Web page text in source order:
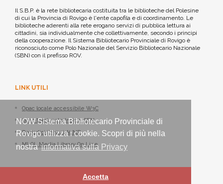
NOW Sistema Bibliotecario Provinciale di
Rovigo utilizza i cookie. Scopri di più nella
nostrainformativa sulla Privacy
Accetta
Il S.B.P. è la rete bibliotecaria costituita tra le biblioteche del Polesine
di cui la Provincia di Rovigo è l'ente capofila e di coordinamento. Le
biblioteche aderenti alla rete erogano servizi di pubblica lettura ai
cittadini, sia individualmente che collettivamente, secondo i principi
della cooperazione. Il Sistema Bibliotecario Provinciale di Rovigo è
riconosciuto come Polo Nazionale del Servizio Bibliotecario Nazionale
(SBN) con il prefisso ROV.
LINK UTILI
Opac locale accessibile W3C
Opac Nazionale Indice SBN
Periodici italiani ACNP
MLOL Media Library On Line